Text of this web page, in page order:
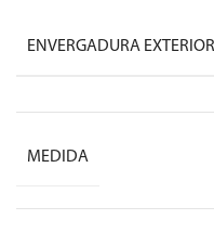
ENVERGADURA
MEDIDA